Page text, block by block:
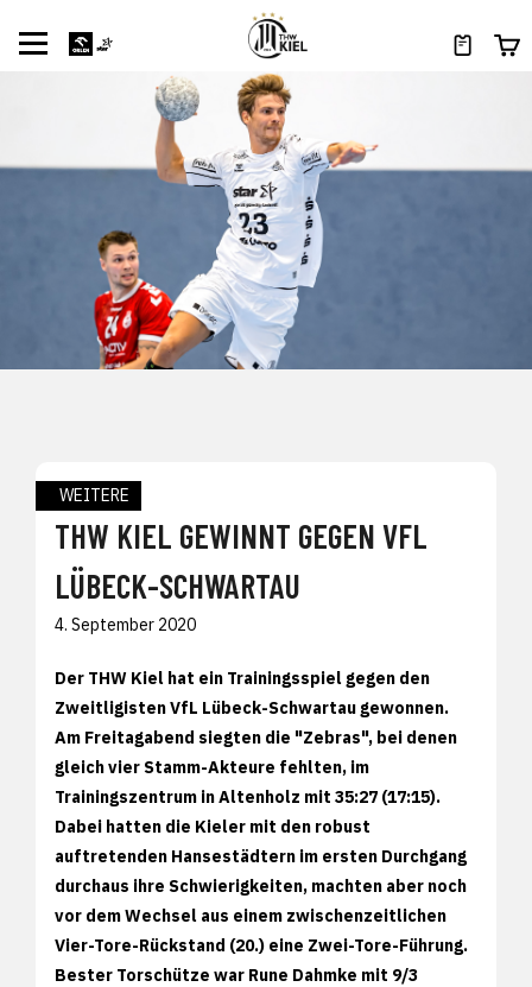
WEITERE
THW KIEL GEWINNT GEGEN VFL
LÜBECK-SCHWARTAU
4. September 2020
Der THW Kiel hat ein Trainingsspiel gegen den
Zweitligisten VfL Lübeck-Schwartau gewonnen.
Am Freitagabend siegten die "Zebras", bei denen
gleich vier Stamm-Akteure fehlten, im
Trainingszentrum in Altenholz mit 35:27 (17:15).
Dabei hatten die Kieler mit den robust
auftretenden Hansestädtern im ersten Durchgang
durchaus ihre Schwierigkeiten, machten aber noch
vor dem Wechsel aus einem zwischenzeitlichen
Vier-Tore-Rückstand (20.) eine Zwei-Tore-Führung.
Bester Torschütze war Rune Dahmke mit 9/3